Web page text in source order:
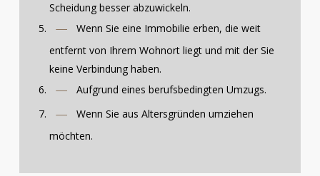
Scheidung besser abzuwickeln.
Wenn Sie eine Immobilie erben, die weit
entfernt von Ihrem Wohnort liegt und mit der Sie
keine Verbindung haben.
Aufgrund eines berufsbedingten Umzugs.
Wenn Sie aus Altersgründen umziehen
möchten.